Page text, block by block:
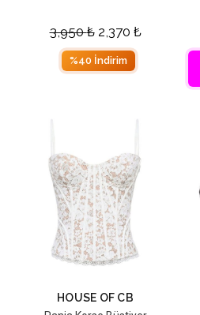
3,950₺ 2,370 ₺
%40 İndirim
HOUSE OF CB